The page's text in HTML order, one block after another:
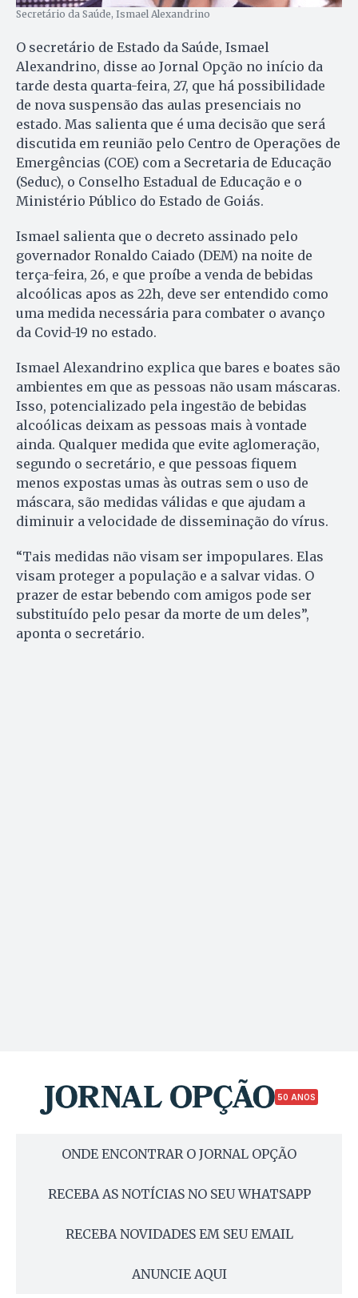
Secretário da Saúde, Ismael Alexandrino
O secretário de Estado da Saúde, Ismael
Alexandrino, disse ao Jornal Opção no início da
tarde desta quarta-feira, 27, que há possibilidade
de nova suspensão das aulas presenciais no
estado. Mas salienta que é uma decisão que será
discutida em reunião pelo Centro de Operações de
Emergências (COE) com a Secretaria de Educação
(Seduc), o Conselho Estadual de Educação e o
Ministério Público do Estado de Goiás.
Ismael salienta que o decreto assinado pelo
governador Ronaldo Caiado (DEM) na noite de
terça-feira, 26, e que proíbe a venda de bebidas
alcoólicas apos as 22h, deve ser entendido como
uma medida necessária para combater o avanço
da Covid-19 no estado.
Ismael Alexandrino explica que bares e boates são
ambientes em que as pessoas não usam máscaras.
Isso, potencializado pela ingestão de bebidas
alcoólicas deixam as pessoas mais à vontade
ainda. Qualquer medida que evite aglomeração,
segundo o secretário, e que pessoas fiquem
menos expostas umas às outras sem o uso de
máscara, são medidas válidas e que ajudam a
diminuir a velocidade de disseminação do vírus.
“Tais medidas não visam ser impopulares. Elas
visam proteger a população e a salvar vidas. O
prazer de estar bebendo com amigos pode ser
substituído pelo pesar da morte de um deles”,
aponta o secretário.
50 ANOS
ONDE ENCONTRAR O JORNAL OPÇÃO
RECEBA AS NOTÍCIAS NO SEU WHATSAPP
RECEBA NOVIDADES EM SEU EMAIL
ANUNCIE AQUI